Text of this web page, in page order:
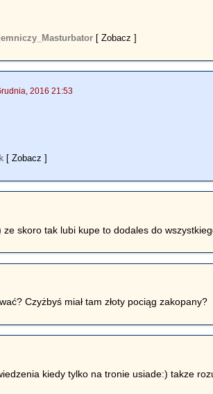
[ Zobacz ]
2016 21:53
[ Zobacz ]
skoro tak lubi kupe to dodales do
Czyżbyś miał tam złoty pociąg zakopany?
kiedy tylko na tronie usiade:) takze